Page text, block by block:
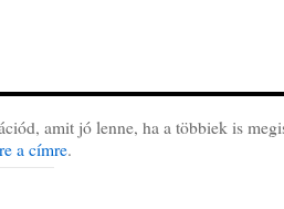
amit jó lenne, ha a többiek is
a címre.